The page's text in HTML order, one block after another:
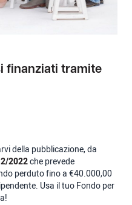
finanziati tramite
della pubblicazione, da
2022che prevede
perduto fino a €40.000,00
Usa il tuo Fondo per